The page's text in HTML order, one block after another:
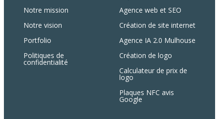
Notre mission
Notre vision
Portfolio
Politiques de
confidentialité
Agence web et SEO
Création de site internet
Agence IA 2.0 Mulhouse
Création de logo
Calculateur de prix de
logo
Plaques NFC avis
Google